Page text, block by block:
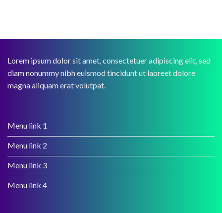
Lorem ipsum dolor sit amet, consectetuer adipiscing elit, sed
diam nonummy nibh euismod tincidunt ut laoreet dolore
magna aliquam erat volutpat.
Menu link 1
Menu link 2
Menu link 3
Menu link 4